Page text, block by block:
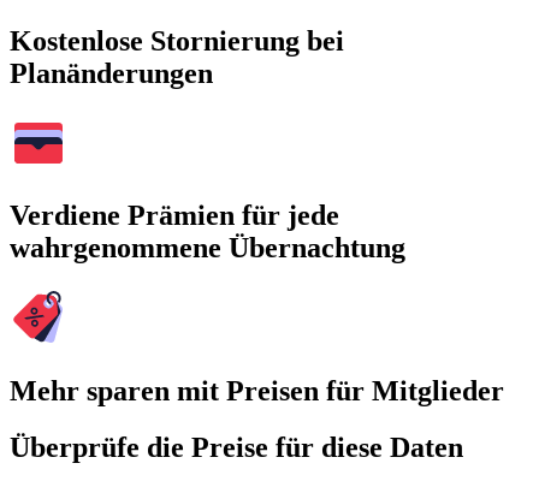
Kostenlose Stornierung bei
Planänderungen
Verdiene Prämien für jede
wahrgenommene Übernachtung
Mehr sparen mit Preisen für Mitglieder
Überprüfe die Preise für diese Daten